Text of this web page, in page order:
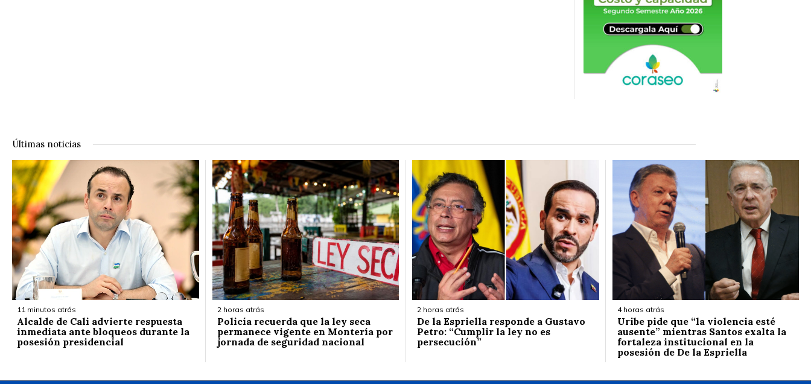
Últimas noticias
11 minutos atrás
Alcalde de Cali advierte respuesta
inmediata ante bloqueos durante la
posesión presidencial
2 horas atrás
Policía recuerda que la ley seca
permanece vigente en Montería por
jornada de seguridad nacional
2 horas atrás
De la Espriella responde a Gustavo
Petro: “Cumplir la ley no es
persecución”
4 horas atrás
Uribe pide que “la violencia esté
ausente” mientras Santos exalta la
fortaleza institucional en la
posesión de De la Espriella